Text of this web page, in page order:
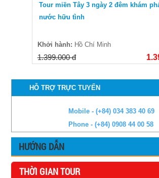
Tour miền Tây 3 ngày 2 đêm khám
nước hữu tình
Khởi hành: Hồ Chí Minh
1.399.000 đ
HỖ TRỢ TRỰC TUYẾN
Mobile - (+84) 034 383 40 69
Phone - (+84) 0908 44 00 58
HƯỚNG DẪN
THỜI GIAN TOUR